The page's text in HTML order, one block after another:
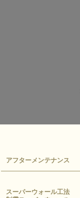
アフターメンテナンス
スーパーウォール工法